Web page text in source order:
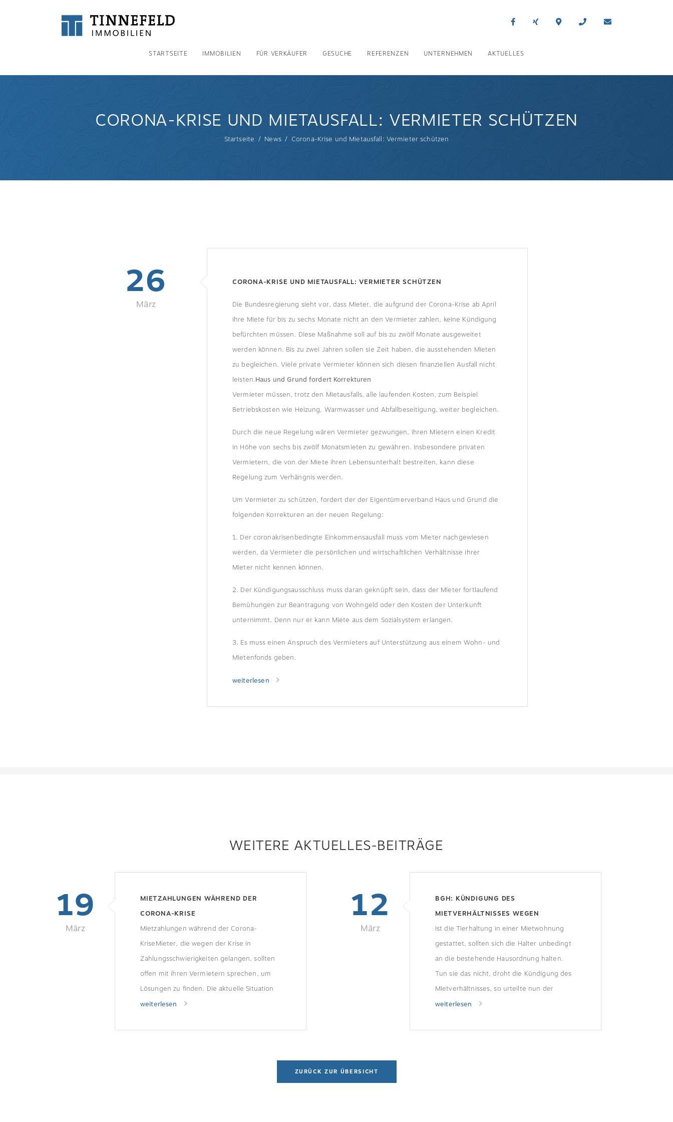
STARTSEITE IMMOBILIEN FÜR VERKÄUFER GESUCHE REFERENZEN UNTERNEHMEN AKTUELLES
CORONA-KRISE UND MIETAUSFALL: VERMIETER SCHÜTZEN
Startseite News Corona-Krise und Mietausfall: Vermieter schützen
26
März
CORONA-KRISE UND MIETAUSFALL: VERMIETER SCHÜTZEN
Die Bundesregierung sieht vor, dass Mieter, die aufgrund der Corona-Krise ab April
ihre Miete für bis zu sechs Monate nicht an den Vermieter zahlen, keine Kündigung
befürchten müssen. Diese Maßnahme soll auf bis zu zwölf Monate ausgeweitet
werden können. Bis zu zwei Jahren sollen sie Zeit haben, die ausstehenden Mieten
zu begleichen. Viele private Vermieter können sich diesen finanziellen Ausfall nicht
leisten.Haus und Grund fordert Korrekturen
Vermieter müssen, trotz den Mietausfalls, alle laufenden Kosten, zum Beispiel
Betriebskosten wie Heizung, Warmwasser und Abfallbeseitigung, weiter begleichen.
Durch die neue Regelung wären Vermieter gezwungen, ihren Mietern einen Kredit
in Höhe von sechs bis zwölf Monatsmieten zu gewähren. Insbesondere privaten
Vermietern, die von der Miete ihren Lebensunterhalt bestreiten, kann diese
Regelung zum Verhängnis werden.
Um Vermieter zu schützen, fordert der der Eigentümerverband Haus und Grund die
folgenden Korrekturen an der neuen Regelung:
1. Der coronakrisenbedingte Einkommensausfall muss vom Mieter nachgewiesen
werden, da Vermieter die persönlichen und wirtschaftlichen Verhältnisse ihrer
Mieter nicht kennen können.
2. Der Kündigungsausschluss muss daran geknüpft sein, dass der Mieter fortlaufend
Bemühungen zur Beantragung von Wohngeld oder den Kosten der Unterkunft
unternimmt. Denn nur er kann Miete aus dem Sozialsystem erlangen.
3. Es muss einen Anspruch des Vermieters auf Unterstützung aus einem Wohn- und
Mietenfonds geben.
weiterlesen
WEITERE AKTUELLES-BEITRÄGE
19
März
MIETZAHLUNGEN WÄHREND DER
CORONA-KRISE
Mietzahlungen während der Corona-
KriseMieter, die wegen der Krise in
Zahlungsschwierigkeiten gelangen, sollten
offen mit ihren Vermietern sprechen, um
Lösungen zu finden. Die aktuelle Situation
ist für alle Beteiligten neu; die rechtlichen
möglichSowohl bei Gewerbetreibenden als
weiterlesen
12
März
BGH: KÜNDIGUNG DES
MIETVERHÄLTNISSES WEGEN
FREILAUFENDER HUNDE
Ist die Tierhaltung in einer Mietwohnung
gestattet, sollten sich die Halter unbedingt
an die bestehende Hausordnung halten.
Tun sie das nicht, droht die Kündigung des
Mietverhältnisses, so urteilte nun der
Bundesgerichtshof (BGH).Der Fall:
GemeinschaftsflächenDie Mieter einer
weiterlesen
ZURÜCK ZUR ÜBERSICHT